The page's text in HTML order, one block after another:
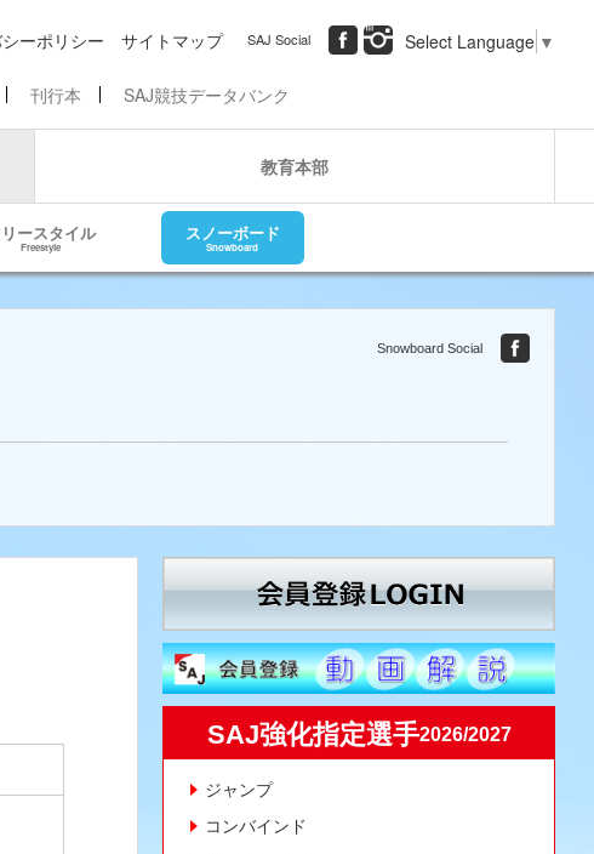
ーポリシー サイトマップ SAJ Social Select Language ▼
刊行本 SAJ競技データバンク
教育本部
ースタイル
Freestyle
スノーボード
Snowboard
Snowboard Social
SAJ強化指定選手2026/2027
ジャンプ
コンバインド